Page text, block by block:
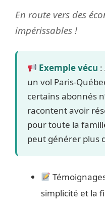
En route vers des
impérissables !
Exemple vécu :
un vol Paris-
certains abonnés
racontent avoir
pour toute la
peut générer plus
simplicité et la